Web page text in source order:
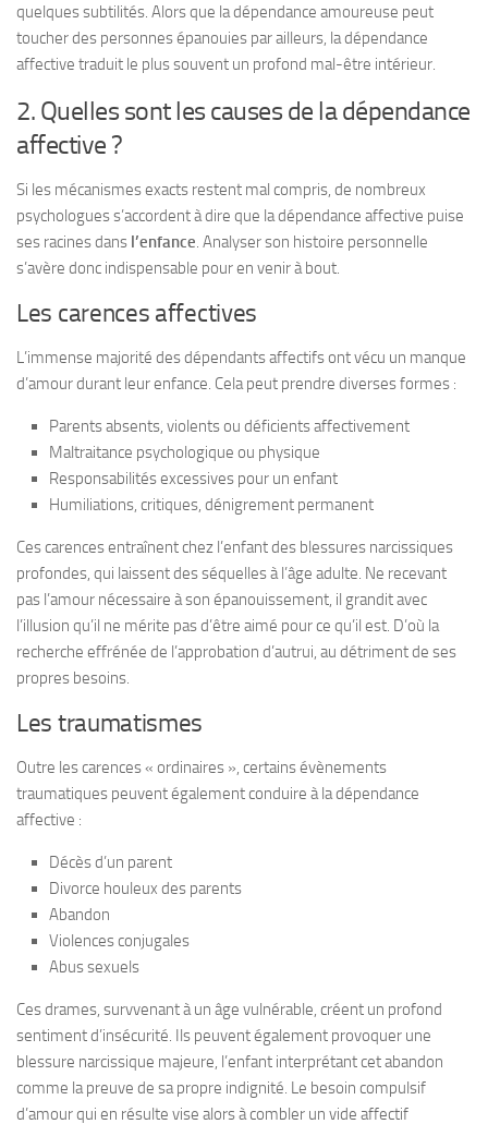
quelques subtilités. Alors que la dépendance amoureuse peut
toucher des personnes épanouies par ailleurs, la dépendance
affective traduit le plus souvent un profond mal-être intérieur.
2. Quelles sont les causes de la dépendance
affective ?
Si les mécanismes exacts restent mal compris, de nombreux
psychologues s’accordent à dire que la dépendance affective puise
ses racines dans l’enfance. Analyser son histoire personnelle
s’avère donc indispensable pour en venir à bout.
Les carences affectives
L’immense majorité des dépendants affectifs ont vécu un manque
d’amour durant leur enfance. Cela peut prendre diverses formes :
Parents absents, violents ou déficients affectivement
Maltraitance psychologique ou physique
Responsabilités excessives pour un enfant
Humiliations, critiques, dénigrement permanent
Ces carences entraînent chez l’enfant des blessures narcissiques
profondes, qui laissent des séquelles à l’âge adulte. Ne recevant
pas l’amour nécessaire à son épanouissement, il grandit avec
l’illusion qu’il ne mérite pas d’être aimé pour ce qu’il est. D’où la
recherche effrénée de l’approbation d’autrui, au détriment de ses
propres besoins.
Les traumatismes
Outre les carences « ordinaires », certains évènements
traumatiques peuvent également conduire à la dépendance
affective :
Décès d’un parent
Divorce houleux des parents
Abandon
Violences conjugales
Abus sexuels
Ces drames, survvenant à un âge vulnérable, créent un profond
sentiment d’insécurité. Ils peuvent également provoquer une
blessure narcissique majeure, l’enfant interprétant cet abandon
comme la preuve de sa propre indignité. Le besoin compulsif
d’amour qui en résulte vise alors à combler un vide affectif